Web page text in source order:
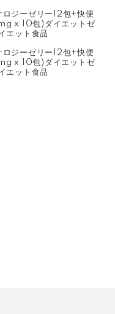
ロジーゼリー12包+快便
x 10包)ダイエットゼ
エット食品
ロジーゼリー12包+快便
x 10包)ダイエットゼ
エット食品